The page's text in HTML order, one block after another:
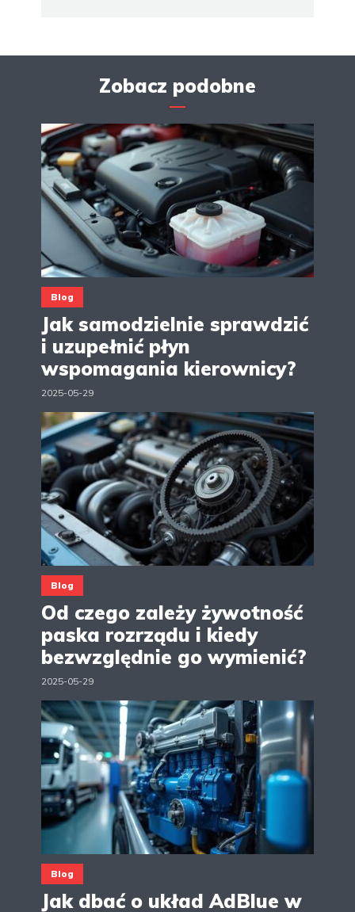
Zobacz podobne
Blog
Jak samodzielnie sprawdzić
i uzupełnić płyn
wspomagania kierownicy?
2025-05-29
Blog
Od czego zależy żywotność
paska rozrządu i kiedy
bezwzględnie go wymienić?
2025-05-29
Blog
Jak dbać o układ AdBlue w